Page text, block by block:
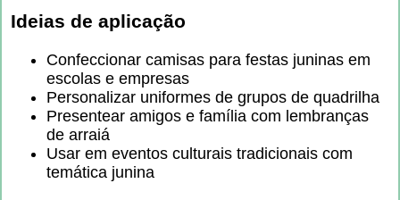
Ideias de aplicação
Confeccionar camisas para festas juninas em
escolas e empresas
Personalizar uniformes de grupos de quadrilha
Presentear amigos e família com lembranças
de arraiá
Usar em eventos culturais tradicionais com
temática junina